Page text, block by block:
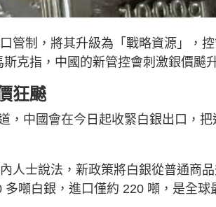
管制，將其升級為「戰略資源」，
克指，中國的新管控會刺激銀價飇
狂飇
，中國會在今日起收緊白銀出口，
人士說法，新政策將白銀從普通商
噸白銀，進口僅約 220 噸，是全球